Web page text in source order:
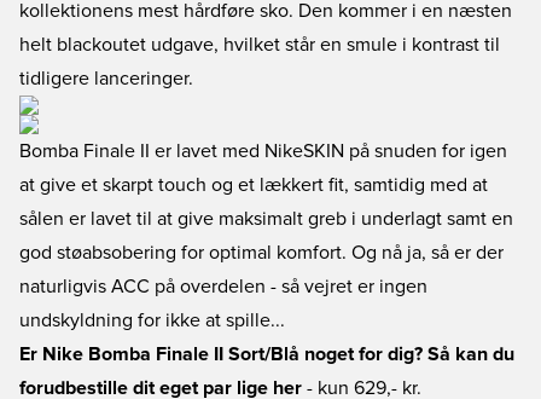
kollektionens mest hårdføre sko. Den kommer i en næsten
helt blackoutet udgave, hvilket står en smule i kontrast til
tidligere lanceringer.
Bomba Finale II er lavet med NikeSKIN på snuden for igen
at give et skarpt touch og et lækkert fit, samtidig med at
sålen er lavet til at give maksimalt greb i underlagt samt en
god støabsobering for optimal komfort. Og nå ja, så er der
naturligvis ACC på overdelen - så vejret er ingen
undskyldning for ikke at spille...
Er Nike Bomba Finale II Sort/Blå noget for dig? Så kan du
forudbestille dit eget par lige her - kun 629,- kr.